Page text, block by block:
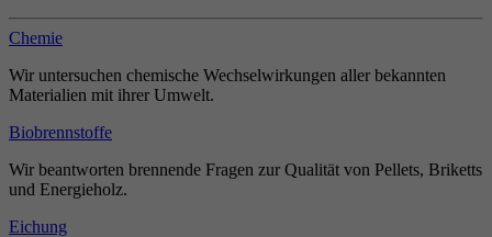
Chemie
Wir untersuchen chemische Wechselwirkungen aller bekannten
Materialien mit ihrer Umwelt.
Biobrennstoffe
Wir beantworten brennende Fragen zur Qualität von Pellets, Briketts
und Energieholz.
Eichung